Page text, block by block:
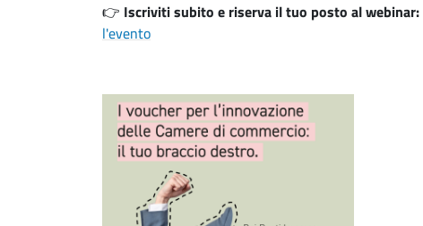
👉 Iscriviti subito e riserva il tuo posto al webinar:
l'evento